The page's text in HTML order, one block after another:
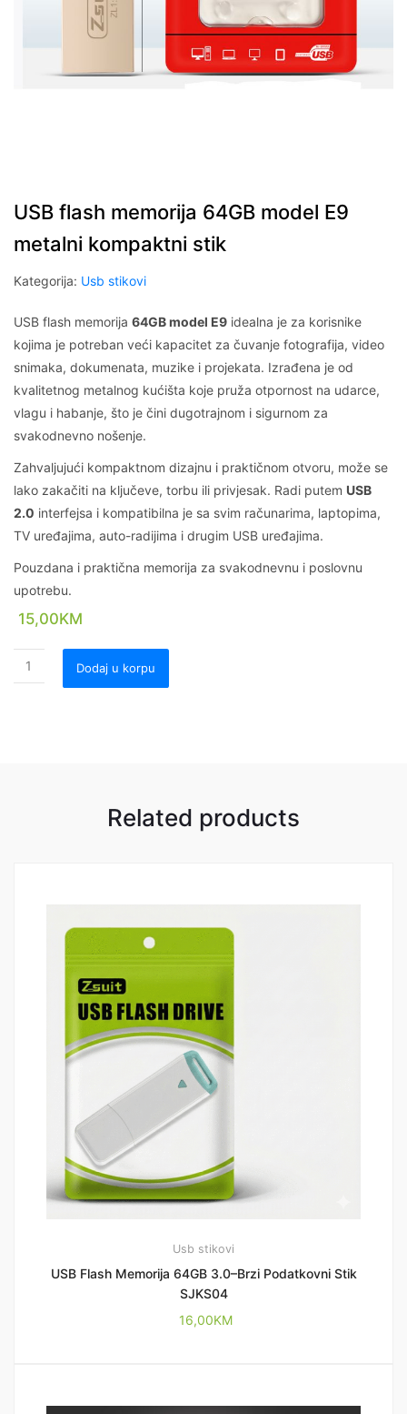
USB flash memorija 64GB model E9
metalni kompaktni stik
Kategorija: Usb stikovi
USB flash memorija 64GB model E9 idealna je za korisnike
kojima je potreban veći kapacitet za čuvanje fotografija, video
snimaka, dokumenata, muzike i projekata. Izrađena je od
kvalitetnog metalnog kućišta koje pruža otpornost na udarce,
vlagu i habanje, što je čini dugotrajnom i sigurnom za
svakodnevno nošenje.
Zahvaljujući kompaktnom dizajnu i praktičnom otvoru, može se
lako zakačiti na ključeve, torbu ili privjesak. Radi putem USB
2.0 interfejsa i kompatibilna je sa svim računarima, laptopima,
TV uređajima, auto-radijima i drugim USB uređajima.
Pouzdana i praktična memorija za svakodnevnu i poslovnu
upotrebu.
15,00KM
Dodaj u korpu
Related products
Usb stikovi
USB Flash Memorija 64GB 3.0–Brzi Podatkovni Stik
SJKS04
16,00KM